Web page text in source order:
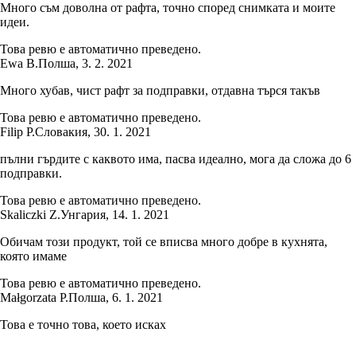
Много съм доволна от рафта, точно според снимката и моите
идеи.
Това ревю е автоматично преведено.
Ewa B.Полша, 3. 2. 2021
Много хубав, чист рафт за подправки, отдавна търся такъв
Това ревю е автоматично преведено.
Filip P.Словакия, 30. 1. 2021
пълни гърдите с каквото има, пасва идеално, мога да сложа до 6
подправки.
Това ревю е автоматично преведено.
Skaliczki Z.Унгария, 14. 1. 2021
Обичам този продукт, той се вписва много добре в кухнята,
която имаме
Това ревю е автоматично преведено.
Małgorzata P.Полша, 6. 1. 2021
Това е точно това, което исках